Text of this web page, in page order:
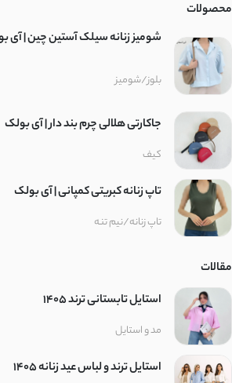
محصولات
شومیز زنانه سیلک آستین چین | آی
بلوز/شومیز
جاکارتی هلالی چرم بند دار | آی بولک
کیف
تاپ زنانه کبریتی کمپانی | آی بولک
تاپ زنانه/نیم تنه
مقالات
استایل تابستانی ترند ۱۴۰۵
مد و استایل
استایل ترند و لباس عید زنانه 1405